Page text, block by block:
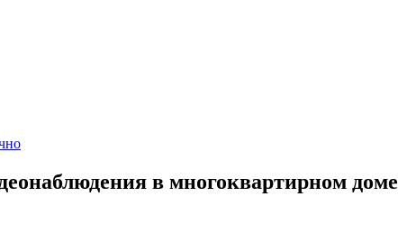
в многоквартирном доме